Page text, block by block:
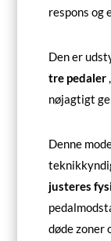
respons og
Den er
tre pedaler
nøjagtigt
Denne
justeres
døde zoner